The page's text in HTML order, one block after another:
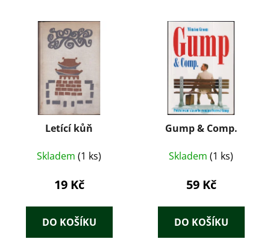
Letící kůň
Skladem (1 ks)
19 Kč
DO KOŠÍKU
Gump & Comp.
Skladem (1 ks)
59 Kč
DO KOŠÍKU